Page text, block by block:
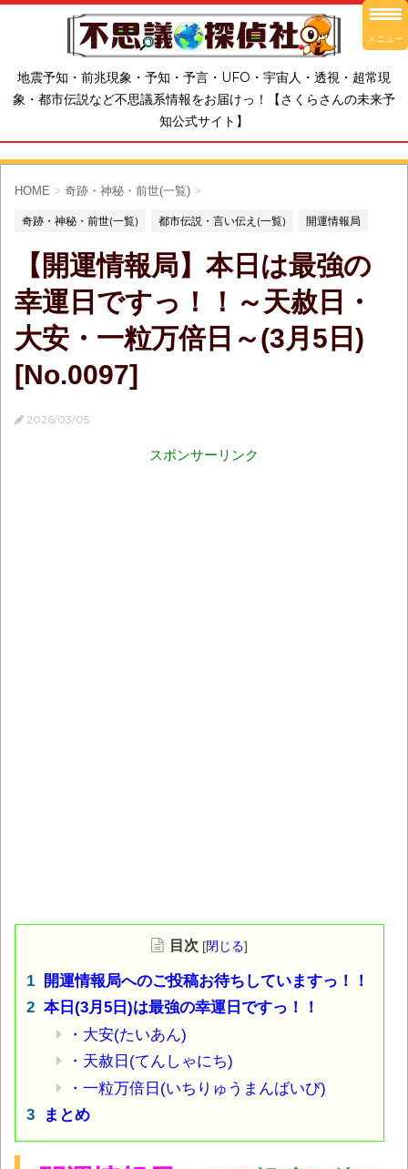
地震予知・前兆現象・予知・予言・UFO・宇宙人・透視・超常現
象・都市伝説など不思議系情報をお届けっ！【さくらさんの未来予
知公式サイト】
HOME > 奇跡・神秘・前世(一覧) >
奇跡・神秘・前世(一覧) 都市伝説・言い伝え(一覧) 開運情報局
【開運情報局】本日は最強の
幸運日ですっ！！～天赦日・
大安・一粒万倍日～(3月5日)
[No.0097]
2026/03/05
スポンサーリンク
目次 [閉じる]
開運情報局へのご投稿お待ちしていますっ！！
本日(3月5日)は最強の幸運日ですっ！！
・大安(たいあん)
・天赦日(てんしゃにち)
・一粒万倍日(いちりゅうまんばいび)
まとめ
メニュー